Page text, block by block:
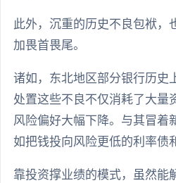
此外，沉重的历史不良包袱，
加畏首畏尾。
诸如，东北地区部分银行历史
处置这些不良不仅消耗了大量
风险偏好大幅下降。与其冒着
如把钱投向风险更低的利率债
靠投资撑业绩的模式，虽然能